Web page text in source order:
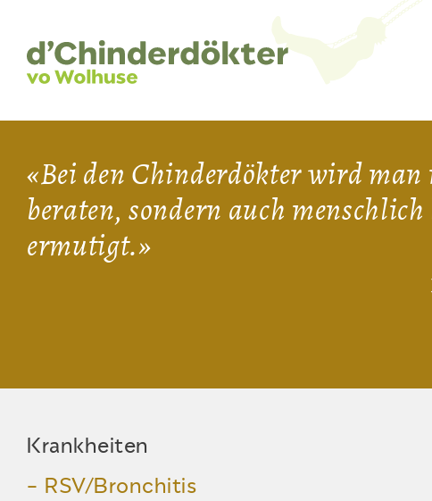
Bei den Chinderdökter wird
beraten, sondern auch
ermutigt.
Krankheiten
RSV/Bronchitis